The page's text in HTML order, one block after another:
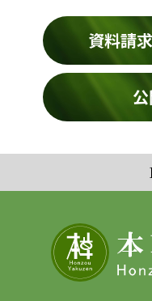
資料請